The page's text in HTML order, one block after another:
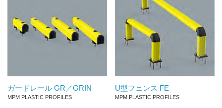
ガードレール GR／GRIN
MPM PLASTIC PROFILES
U型フェンス FE
MPM PLASTIC PROFILES